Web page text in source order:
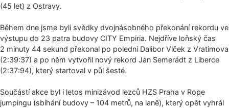
(45 let) z Ostravy.
Během dne jsme byli svědky dvojnásobného překonání rekordu ve
výstupu do 23 patra budovy CITY Empiria. Nejdříve loňský čas
2 minuty 44 sekund překonal po poledni Dalibor Vlček z Vratimova
(2:39:37) a po něm vytvořil nový rekord Jan Semerádt z Liberce
(2:37:94), který startoval v půl šesté.
Součástí akce byl i letos minizávod lezců HZS Praha v Rope
jumpingu (sbíhání budovy – 104 metrů, na laně), který opět vyhrál